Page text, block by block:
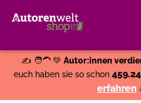
✍️ 🧑‍🦱 💚 Autor:innen
euch haben sie so schon
erfahren